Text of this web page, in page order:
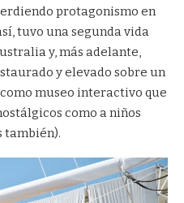
protagonismo en
tuvo una segunda vida
y, más adelante,
y elevado sobre un
museo interactivo que
como a niños
también).